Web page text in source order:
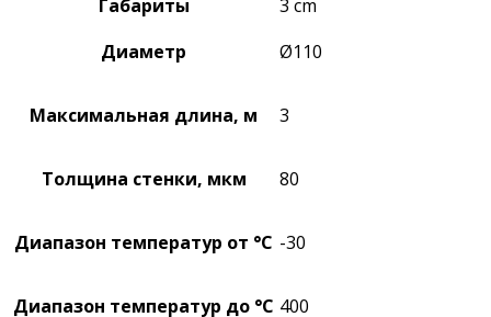
Габариты
3 cm
Диаметр
Ø110
Максимальная длина, м 3
Толщина стенки, мкм 80
Диапазон температур от °C -30
Диапазон температур до °C 400